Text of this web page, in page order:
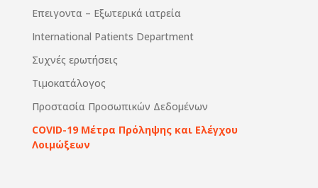
Επειγοντα – Εξωτερικά ιατρεία
International Patients Department
Συχνές ερωτήσεις
Τιμοκατάλογος
Προστασία Προσωπικών Δεδομένων
COVID-19 Μέτρα Πρόληψης και Ελέγχου
Λοιμώξεων